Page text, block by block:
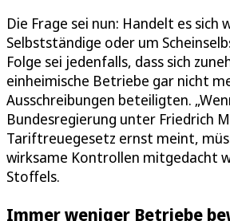
Die Frage sei nun: Handelt es sich
Selbstständige oder um
Folge sei jedenfalls, dass sich
einheimische Betriebe gar nicht
Ausschreibungen beteiligten.
Bundesregierung unter Friedrich
Tariftreuegesetz ernst meint,
wirksame Kontrollen mitgedacht
Stoffels.
Immer weniger Betriebe